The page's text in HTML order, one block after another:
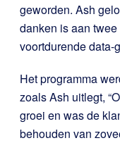
geworden. Ash
danken is aan
voortdurende data-
Het programma
zoals Ash uitlegt,
groei en was de
behouden van